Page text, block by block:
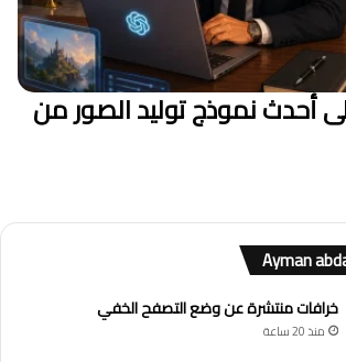
أحدث نموذج توليد الصور من
خرافات منتشرة عن وضع التصفح الخفي
منذ 20 ساعة